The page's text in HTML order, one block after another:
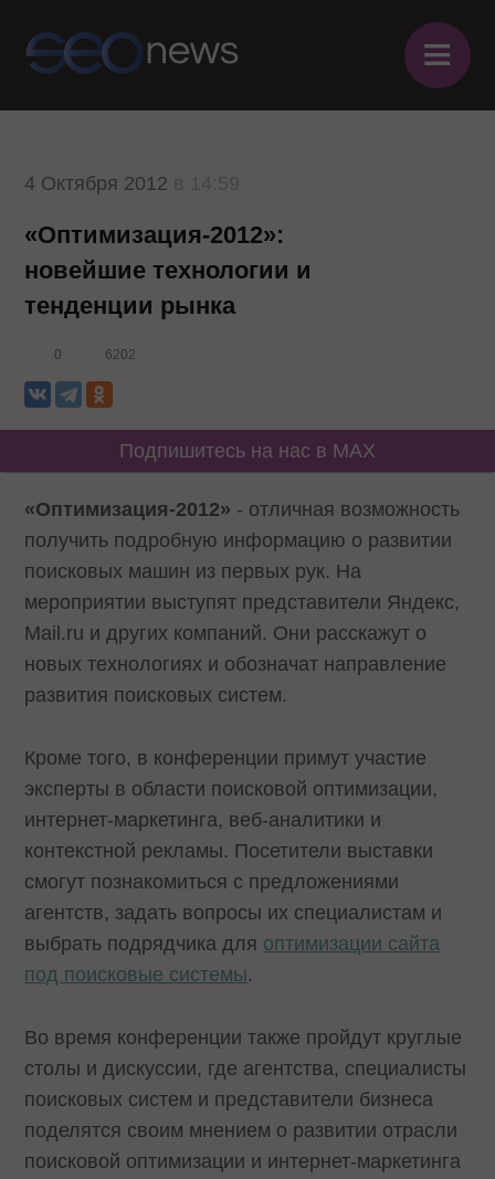
≡
4 Октября 2012
«Оптимизация-2012»:
новейшие технологии и
тенденции рынка
0 6202
Подпишитесь на нас в MAX
«Оптимизация-2012» - отличная возможность
получить подробную информацию о развитии
поисковых машин из первых рук. На
мероприятии выступят представители Яндекс,
Mail.ru и других компаний. Они расскажут о
новых технологиях и обозначат направление
развития поисковых систем.
Кроме того, в конференции примут участие
эксперты в области поисковой оптимизации,
интернет-маркетинга, веб-аналитики и
контекстной рекламы. Посетители выставки
смогут познакомиться с предложениями
агентств, задать вопросы их специалистам и
выбрать подрядчика для оптимизации сайта
под поисковые системы.
Во время конференции также пройдут круглые
столы и дискуссии, где агентства, специалисты
поисковых систем и представители бизнеса
поделятся своим мнением о развитии отрасли
поисковой оптимизации и интернет-маркетинга